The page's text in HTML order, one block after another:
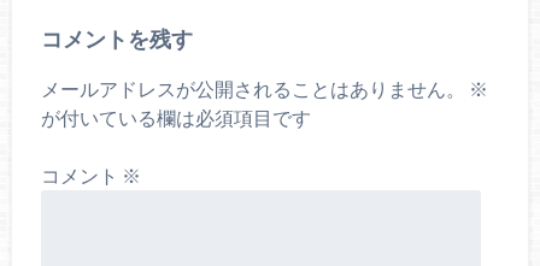
コメントを残す
メールアドレスが公開されることはありません。
※
が付いている欄は必須項目です
コメント ※